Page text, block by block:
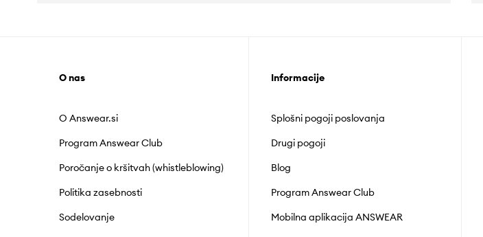
O nas
O Answear.si
Program Answear Club
Poročanje o kršitvah (whistleblowing)
Politika zasebnosti
Sodelovanje
Informacije
Splošni pogoji poslovanja
Drugi pogoji
Blog
Program Answear Club
Mobilna aplikacija ANSWEAR